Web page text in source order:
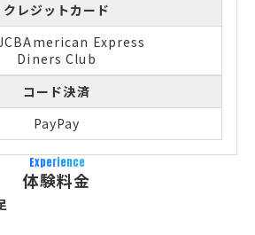
クレジットカード
American Express
Diners Club
コード決済
PayPay
Experience
体験料金